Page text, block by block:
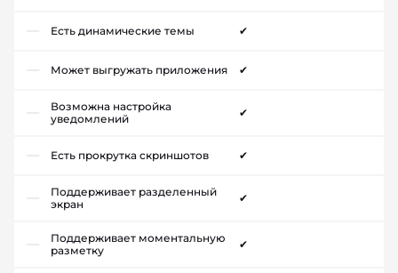
Есть динамические темы ✔
Может выгружать приложения ✔
Возможна настройка
уведомлений
✔
Есть прокрутка скриншотов ✔
Поддерживает разделенный
экран
✔
Поддерживает моментальную
разметку
✔